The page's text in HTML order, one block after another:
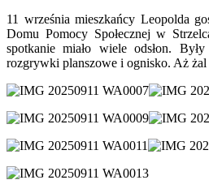
11 września mieszkańcy Leopolda
Domu Pomocy Społecznej w
spotkanie miało wiele odsłon.
rozgrywki planszowe i ognisko. Aż żal